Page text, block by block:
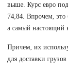
выше. Курс евро
74,84. Впрочем, это
а самый настоящий
Причем, их
для доставки